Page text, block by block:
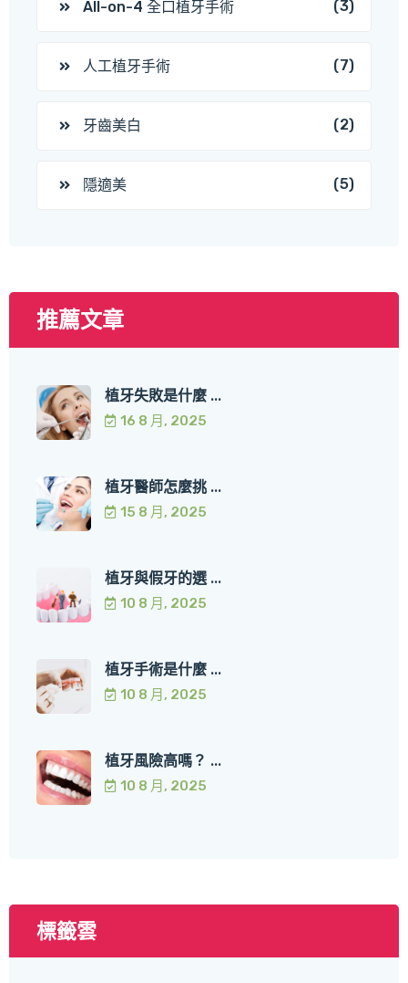
All-on-4 全口植牙手術 (3)
人工植牙手術 (7)
牙齒美白 (2)
隱適美 (5)
推薦文章
植牙失敗是什麼 ...
16 8 月, 2025
植牙醫師怎麼挑 ...
15 8 月, 2025
植牙與假牙的選 ...
10 8 月, 2025
植牙手術是什麼 ...
10 8 月, 2025
植牙風險高嗎？ ...
10 8 月, 2025
標籤雲